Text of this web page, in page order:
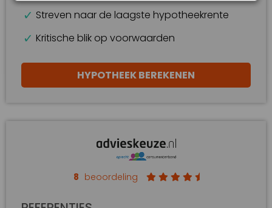
Streven naar de laagste hypotheekrente
Kritische blik op voorwaarden
HYPOTHEEK BEREKENEN
8 beoordeling